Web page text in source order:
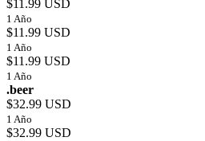
$11.99 USD
1 Año
$11.99 USD
1 Año
$11.99 USD
1 Año
.beer
$32.99 USD
1 Año
$32.99 USD